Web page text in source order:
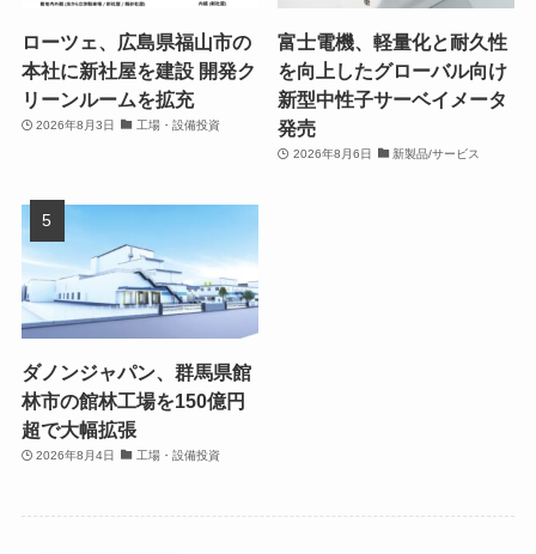
ローツェ、広島県福山市の
本社に新社屋を建設 開発ク
リーンルームを拡充
2026年8月3日 工場・設備投資
富士電機、軽量化と耐久性
を向上したグローバル向け
新型中性子サーベイメータ
発売
2026年8月6日 新製品/サービス
ダノンジャパン、群馬県館
林市の館林工場を150億円
超で大幅拡張
2026年8月4日 工場・設備投資